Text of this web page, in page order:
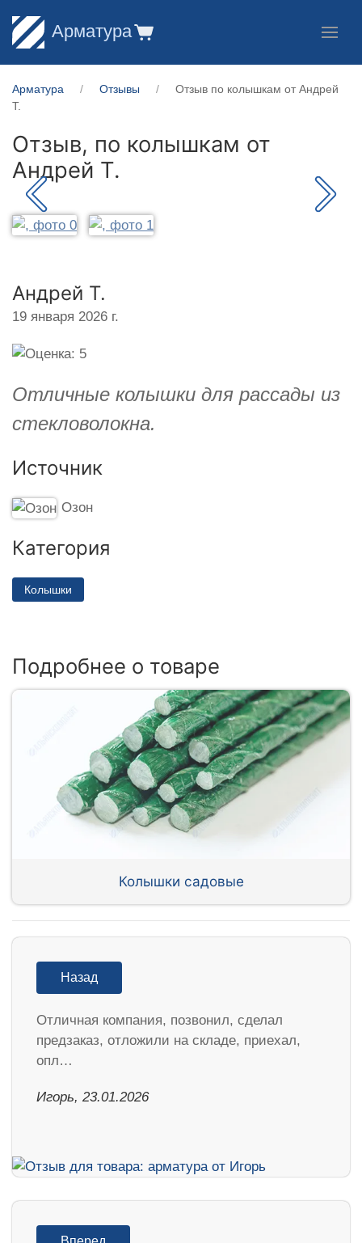
Арматура
Арматура Отзывы
Отзыв по колышкам от Андрей
Т.
Отзыв, по колышкам от
Андрей Т.
Андрей Т.
19 января 2026 г.
Отличные колышки для рассады из
стекловолокна.
Источник
Озон
Категория
Колышки
Подробнее о товаре
Колышки садовые
Назад
Отличная компания, позвонил, сделал
предзаказ, отложили на складе, приехал,
опл…
Игорь, 23.01.2026